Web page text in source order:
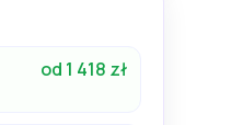
od 1 418 zł